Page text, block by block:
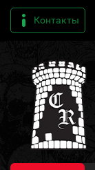
Контакты